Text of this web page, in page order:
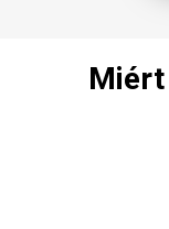
Miért